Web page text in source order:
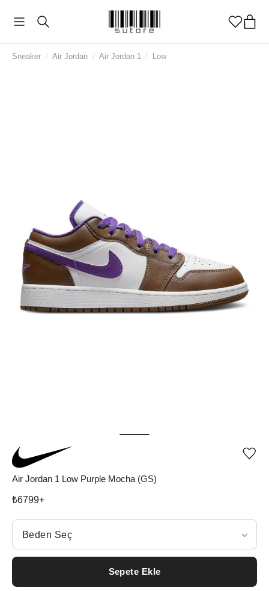
Sneaker / Air Jordan / Air Jordan 1 / Low
Air Jordan 1 Low Purple Mocha (GS)
₺6799+
Beden Seç
Beden Seç
Sepete Ekle